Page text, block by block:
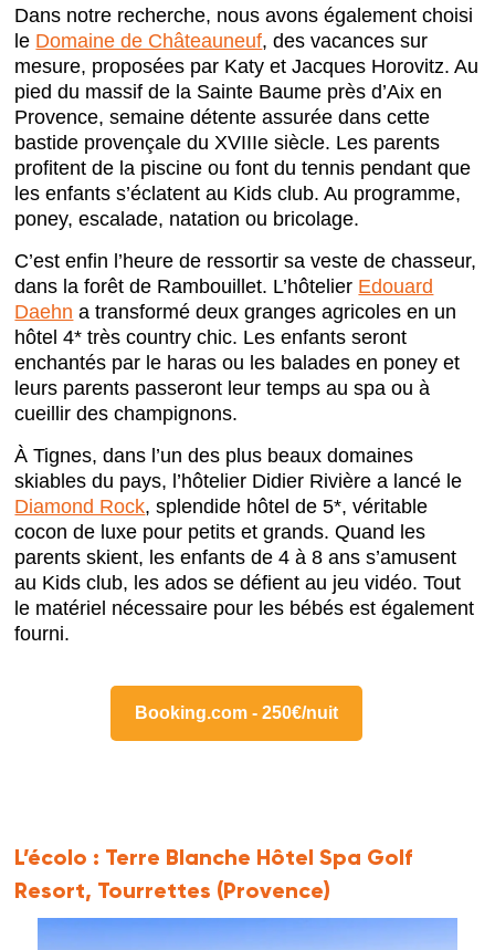
Dans notre recherche, nous avons également choisi
le Domaine de Châteauneuf, des vacances sur
mesure, proposées par Katy et Jacques Horovitz. Au
pied du massif de la Sainte Baume près d’Aix en
Provence, semaine détente assurée dans cette
bastide provençale du XVIIIe siècle. Les parents
profitent de la piscine ou font du tennis pendant que
les enfants s’éclatent au Kids club. Au programme,
poney, escalade, natation ou bricolage.
C’est enfin l’heure de ressortir sa veste de chasseur,
dans la forêt de Rambouillet. L’hôtelier Edouard
Daehn a transformé deux granges agricoles en un
hôtel 4* très country chic. Les enfants seront
enchantés par le haras ou les balades en poney et
leurs parents passeront leur temps au spa ou à
cueillir des champignons.
À Tignes, dans l’un des plus beaux domaines
skiables du pays, l’hôtelier Didier Rivière a lancé le
Diamond Rock, splendide hôtel de 5*, véritable
cocon de luxe pour petits et grands. Quand les
parents skient, les enfants de 4 à 8 ans s’amusent
au Kids club, les ados se défient au jeu vidéo. Tout
le matériel nécessaire pour les bébés est également
fourni.
Booking.com - 250€/nuit
L’écolo : Terre Blanche Hôtel Spa Golf
Resort, Tourrettes (Provence)